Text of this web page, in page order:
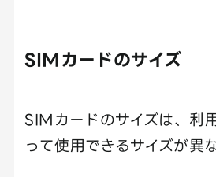
SIMカードのサイズ
SIMカードのサイズは、利
って使用できるサイズが異